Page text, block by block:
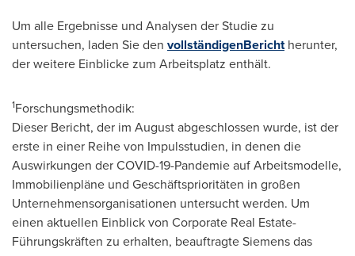
Um alle Ergebnisse und Analysen der Studie zu
untersuchen, laden Sie den vollständigenBerichtherunter,
der weitere Einblicke zum Arbeitsplatz enthält.
1Forschungsmethodik:
Dieser Bericht, der im August abgeschlossen wurde, ist der
erste in einer Reihe von Impulsstudien, in denen die
Auswirkungen der COVID-19-Pandemie auf Arbeitsmodelle,
Immobilienpläne und Geschäftsprioritäten in großen
Unternehmensorganisationen untersucht werden. Um
einen aktuellen Einblick von Corporate Real Estate-
Führungskräften zu erhalten, beauftragte Siemens das